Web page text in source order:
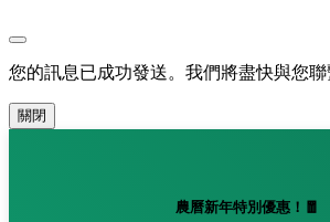
您的訊息已成功發送。我們將盡快與您聯
關閉
農曆新年特別優惠！🧧